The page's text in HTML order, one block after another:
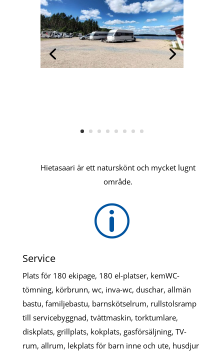
Hietasaari är ett naturskönt och mycket lugnt
område.
p
Service
Plats för 180 ekipage, 180 el-platser, kemWC-
tömning, körbrunn, wc, inva-wc, duschar, allmän
bastu, familjebastu, barnskötselrum, rullstolsramp
till servicebyggnad, tvättmaskin, torktumlare,
diskplats, grillplats, kokplats, gasförsäljning, TV-
rum, allrum, lekplats för barn inne och ute, husdjur